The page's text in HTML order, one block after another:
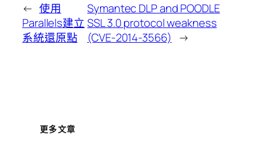
← 使用
Parallels建立
系統還原點
Symantec DLP and POODLE
SSL 3.0 protocol weakness
(CVE-2014-3566) →
更多文章